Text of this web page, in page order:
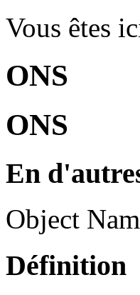
Vous êtes
ONS
ONS
En
Object
Définition